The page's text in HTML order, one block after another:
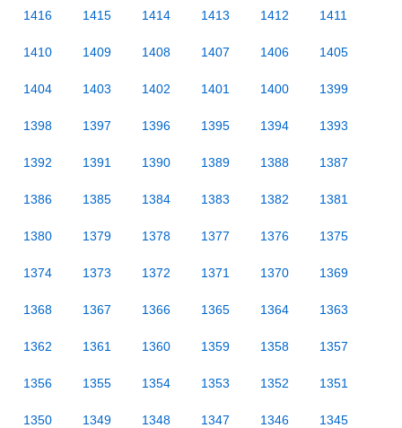
1416 1415 1414 1413 1412 1411
1410 1409 1408 1407 1406 1405
1404 1403 1402 1401 1400 1399
1398 1397 1396 1395 1394 1393
1392 1391 1390 1389 1388 1387
1386 1385 1384 1383 1382 1381
1380 1379 1378 1377 1376 1375
1374 1373 1372 1371 1370 1369
1368 1367 1366 1365 1364 1363
1362 1361 1360 1359 1358 1357
1356 1355 1354 1353 1352 1351
1350 1349 1348 1347 1346 1345